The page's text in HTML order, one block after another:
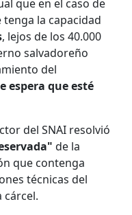
que en el caso de
tenga la capacidad
, lejos de los 40.000
salvadoreño
del
espera que esté
del SNAI resolvió
de la
que contenga
técnicas del
cárcel.